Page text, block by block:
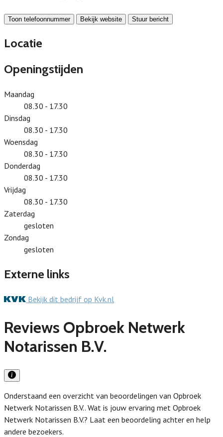
Toon telefoonnummer Bekijk website Stuur bericht
Locatie
Openingstijden
Maandag
08.30 - 17.30
Dinsdag
08.30 - 17.30
Woensdag
08.30 - 17.30
Donderdag
08.30 - 17.30
Vrijdag
08.30 - 17.30
Zaterdag
gesloten
Zondag
gesloten
Externe links
Bekijk dit bedrijf op Kvk.nl
Reviews Opbroek Netwerk
Notarissen B.V.
Onderstaand een overzicht van beoordelingen van Opbroek
Netwerk Notarissen B.V.. Wat is jouw ervaring met Opbroek
Netwerk Notarissen B.V.? Laat een beoordeling achter en help
andere bezoekers.